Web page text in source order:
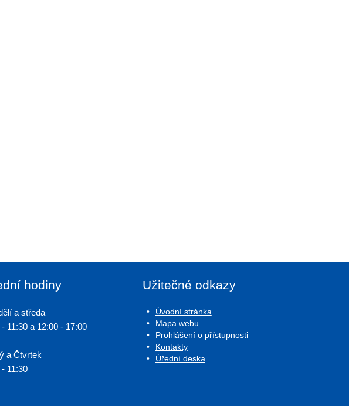
hodiny
a středa
11:30 a 12:00 - 17:00
a Čtvrtek
11:30
Užitečné odkazy
Úvodní stránka
Mapa webu
Prohlášení o přístupnosti
Kontakty
Úřední deska